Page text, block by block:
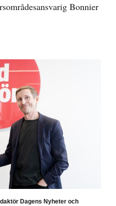
Bonnier
Dagens Nyheter och